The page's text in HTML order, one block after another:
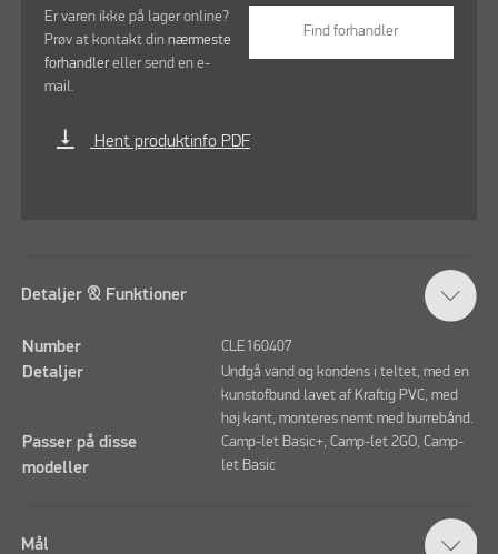
Er varen ikke på lager online?
Prøv at kontakt dinnærmeste
forhandlereller send en e-
mail.
Find forhandler
vertical_align_bottom Hent produktinfo PDF
Detaljer & Funktioner
Number CLE160407
Detaljer
Undgå vand og kondens i teltet, med en
kunstofbund lavet af Kraftig PVC, med
høj kant, monteres nemt med burrebånd.
Passer på disse
modeller
Camp-let Basic+, Camp-let 2GO, Camp-
let Basic
Mål